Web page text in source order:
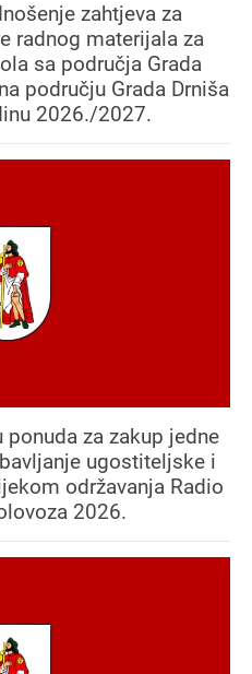
zahtjeva za
radnog materijala za
sa područja Grada
području Grada Drniša
2026./2027.
za zakup jedne
ugostiteljske i
održavanja Radio
2026.